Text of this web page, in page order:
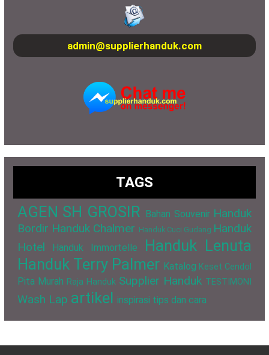
admin@supplierhanduk.com
TAGS
AGEN SH GROSIR Bahan Souvenir Handuk
Bordir Handuk Chalmer Handuk Cuci Gudang Handuk
Hotel
Handuk Immortelle
Handuk Lenuta
Handuk Terry Palmer Katalog Keset Cendol
Pita Murah Raja Handuk Supplier Handuk TESTIMONI
Wash Lap artikel inspirasi tips dan cara